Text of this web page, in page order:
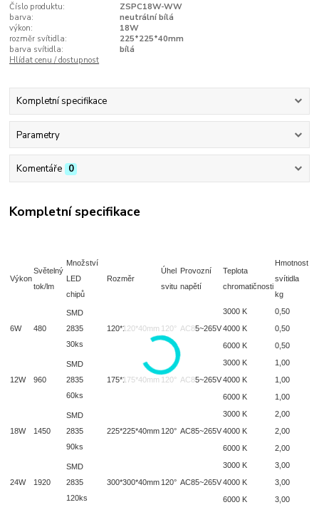
Číslo produktu:
ZSPC18W-WW
barva:
neutrální bílá
výkon:
18W
rozměr svítidla:
225*225*40mm
barva svítidla:
bílá
Hlídat cenu / dostupnost
Kompletní specifikace
Parametry
Komentáře 0
Kompletní specifikace
Výkon
Světelný
tok/lm
Množství
LED
chipů
Rozměr
Úhel
svitu
Provozní
napětí
Teplota
chromatičnosti
Hmotnost
svítidla
kg
6W 480
SMD
2835
30ks
120*120*40mm 120° AC85~265V
3000 K
0,50
4000 K
0,50
6000 K
0,50
12W 960
SMD
2835
60ks
175*175*40mm 120° AC85~265V
3000 K
1,00
4000 K
1,00
6000 K
1,00
18W 1450
SMD
2835
90ks
225*225*40mm 120° AC85~265V
3000 K
2,00
4000 K
2,00
6000 K
2,00
24W 1920
SMD
2835
120ks
300*300*40mm 120° AC85~265V
3000 K
3,00
4000 K
3,00
6000 K
3,00